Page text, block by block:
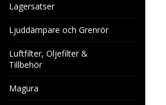
Lagersatser
Ljuddämpare och Grenrör
Luftfilter, Oljefilter &
Tillbehör
Magura